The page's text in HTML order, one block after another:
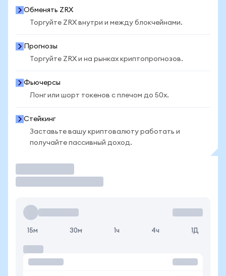
Обменять ZRX
Торгуйте ZRX внутри и между блокчейнами.
Прогнозы
Торгуйте ZRX и на рынках криптопрогнозов.
Фьючерсы
Лонг или шорт токенов с плечом до 50x.
Стейкинг
Заставьте вашу криптовалюту работать и
получайте пассивный доход.
15м 30м 1ч 4ч 1Д